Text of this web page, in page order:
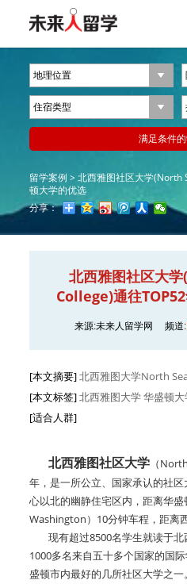
留学案例 >北西雅图社区大学(North
顿大学的优选
分享：
北西雅图社区大
College)通往
来源:未来人留学网 频道:
[本文摘要]北西雅图大学North
[本文标签]北西雅图大学 华盛顿
[适合人群]
北西雅图社区大学 （
年，是一所公立、国家承认的社
心以北的幽静住宅区内，距离华
Washington）10分钟车程，距离
现有超过8500名学生就读于北
1000多名来自五十多个国家的国
盛顿市内最好的几所社区大学之